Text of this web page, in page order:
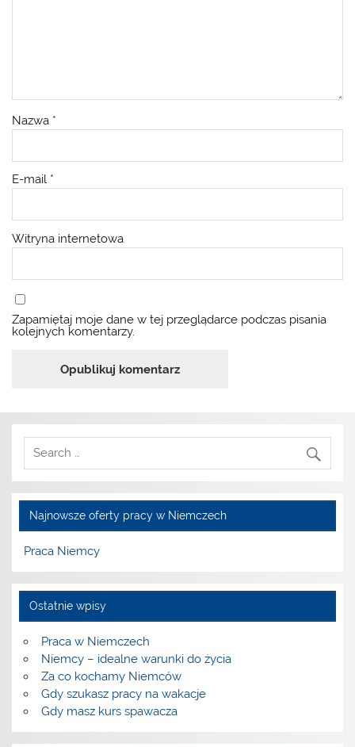
Nazwa *
E-mail *
Witryna internetowa
Zapamiętaj moje dane w tej przeglądarce podczas pisania
kolejnych komentarzy.
Najnowsze oferty pracy w Niemczech
Praca Niemcy
Ostatnie wpisy
Praca w Niemczech
Niemcy – idealne warunki do życia
Za co kochamy Niemców
Gdy szukasz pracy na wakacje
Gdy masz kurs spawacza